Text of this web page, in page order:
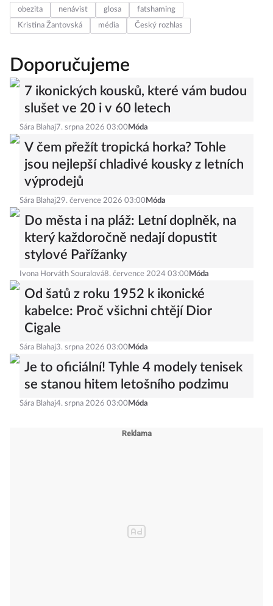
obezita nenávist glosa
fatshaming
Kristina Žantovská
média Český rozhlas
Doporučujeme
7 ikonických kousků, které vám budou
slušet ve 20 i v 60 letech
Sára Blahaj 7. srpna 2026 03:00 Móda
V čem přežít tropická horka? Tohle
jsou nejlepší chladivé kousky z letních
výprodejů
Sára Blahaj29. července 2026 03:00 Móda
Do města i na pláž: Letní doplněk, na
který každoročně nedají dopustit
stylové Pařížanky
Ivona Horváth Souralová8. července 2024 03:00 Móda
Od šatů z roku 1952 k ikonické
kabelce: Proč všichni chtějí Dior
Cigale
Sára Blahaj3. srpna 2026 03:00 Móda
Je to oficiální! Tyhle 4 modely tenisek
se stanou hitem letošního podzimu
Sára Blahaj4. srpna 2026 03:00 Móda